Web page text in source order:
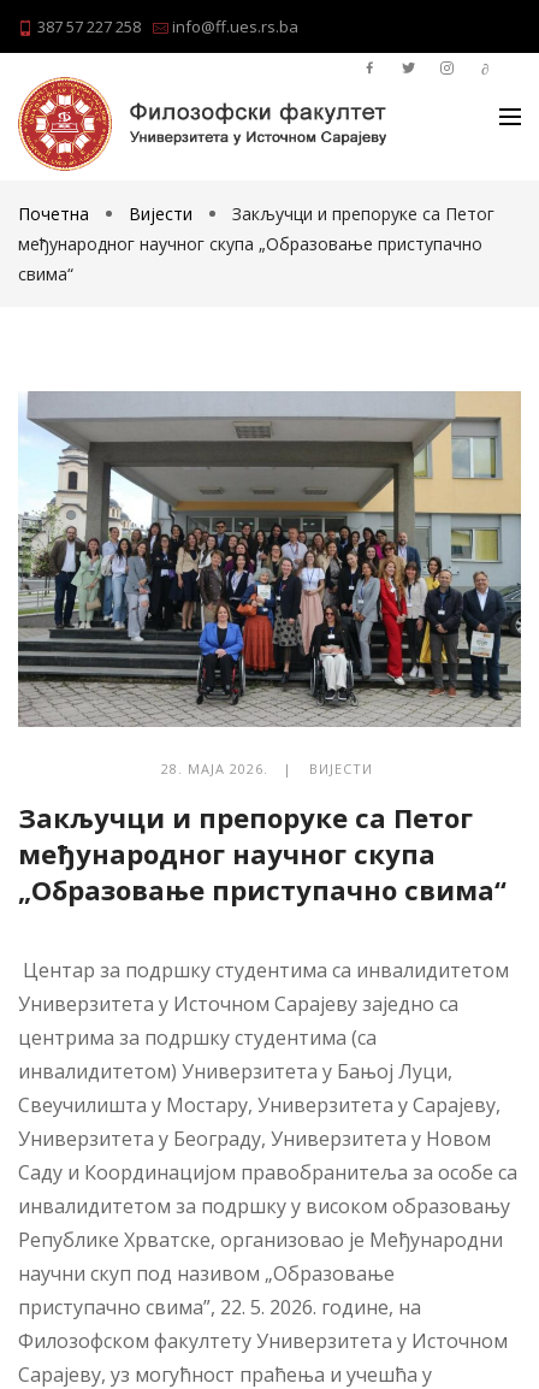
387 57 227 258 info@ff.ues.rs.ba
Почетна Вијести
Закључци и препоруке са Петог
међународног научног скупа „Образовање приступачно
свима“
28. МАЈА 2026. | ВИЈЕСТИ
Закључци и препоруке са Петог
међународног научног скупа
„Образовање приступачно свима“
Центар за подршку студентима са инвалидитетом
Универзитета у Источном Сарајеву заједно са
центрима за подршку студентима (са
инвалидитетом) Универзитета у Бањој Луци,
Свеучилишта у Мостару, Универзитета у Сарајеву,
Универзитета у Београду, Универзитета у Новом
Саду и Координацијом правобранитеља за особе са
инвалидитетом за подршку у високом образовању
Републике Хрватске, организовао је Међународни
научни скуп под називом „Образовање
приступачно свима”, 22. 5. 2026. године, на
Филозофском факултету Универзитета у Источном
Сарајеву, уз могућност праћења и учешћа у